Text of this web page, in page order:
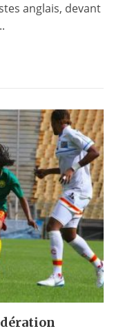
anglais, devant